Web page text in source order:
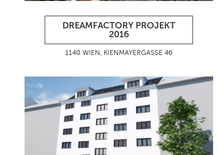
DREAMFACTORY PROJEKT
2016
1140 WIEN, KIENMAYERGASSE 46